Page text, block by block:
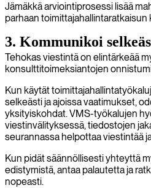
Jämäkkä arviointiprosessi lisää
parhaan toimittajahallintaratkaisun
3. Kommunikoi
Tehokas viestintä on elintärkeää
konsulttitoimeksiantojen
Kun käytät
selkeästi ja ajoissa vaatimukset,
yksityiskohdat. VMS-työkalujen
viestinvälityksessä, tiedostojen
seurannassa helpottaa viestintää
Kun pidät säännöllisesti yhteyttä
edistymistä, antaa palautetta ja
nopeasti.